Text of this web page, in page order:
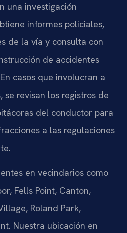
una investigación
informes policiales,
de la vía y consulta con
de accidentes
casos que involucran a
se revisan los registros de
del conductor para
a las regulaciones
en vecindarios como
Fells Point, Canton,
Roland Park,
Nuestra ubicación en